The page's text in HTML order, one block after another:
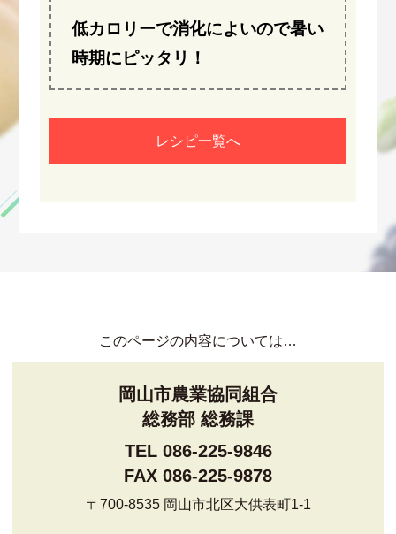
低カロリーで消化によいので暑い
時期にピッタリ！
レシピ一覧へ
このページの内容については…
岡山市農業協同組合
総務部 総務課
TEL 086-225-9846
FAX 086-225-9878
〒700-8535 岡山市北区大供表町1-1